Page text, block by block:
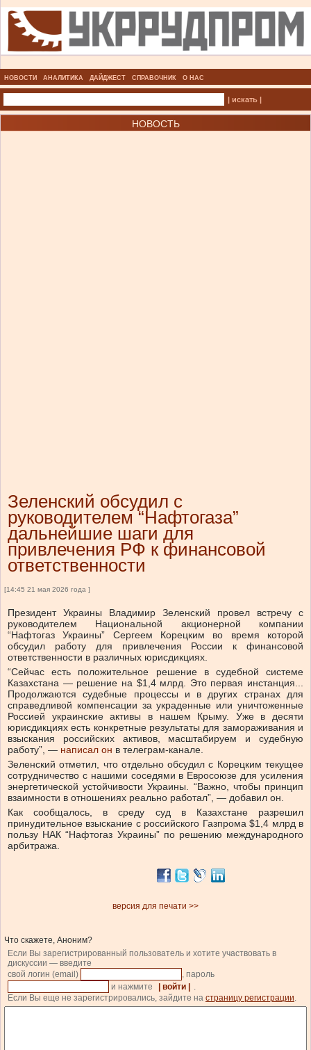
НОВОСТИ АНАЛИТИКА ДАЙДЖЕСТ СПРАВОЧНИК О НАС
| искать |
НОВОСТЬ
Зеленский обсудил с
руководителем “Нафтогаза”
дальнейшие шаги для
привлечения РФ к финансовой
ответственности
[14:45 21 мая 2026 года ]
Президент Украины Владимир Зеленский провел встречу с
руководителем Национальной акционерной компании
“Нафтогаз Украины” Сергеем Корецким во время которой
обсудил работу для привлечения России к финансовой
ответственности в различных юрисдикциях.
“Сейчас есть положительное решение в судебной системе
Казахстана — решение на $1,4 млрд. Это первая инстанция...
Продолжаются судебные процессы и в других странах для
справедливой компенсации за украденные или уничтоженные
Россией украинские активы в нашем Крыму. Уже в десяти
юрисдикциях есть конкретные результаты для замораживания и
взыскания российских активов, масштабируем и судебную
работу”, — написал он в телеграм-канале.
Зеленский отметил, что отдельно обсудил с Корецким текущее
сотрудничество с нашими соседями в Евросоюзе для усиления
энергетической устойчивости Украины. “Важно, чтобы принцип
взаимности в отношениях реально работал”, — добавил он.
Как сообщалось, в среду суд в Казахстане разрешил
принудительное взыскание с российского Газпрома $1,4 млрд в
пользу НАК “Нафтогаз Украины” по решению международного
арбитража.
версия для печати >>
Что скажете, Аноним?
Если Вы зарегистрированный пользователь и хотите участвовать в
дискуссии — введите
свой логин (email)
, пароль
и нажмите
| войти |
.
Если Вы еще не зарегистрировались, зайдите на страницу регистрации.